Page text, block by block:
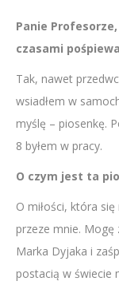
Panie
czasami
Tak, nawet
wsiadłem w
myślę – piosenkę.
8 byłem w pracy.
O czym jest ta
O miłości, która
przeze mnie. Mogę
Marka Dyjaka i
postacią w świecie